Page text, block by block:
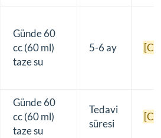
Günde 60
cc (60 ml)
taze su
5-6 ay [C]
Günde 60
cc (60 ml)
taze su
Tedavi
süresi
[C]